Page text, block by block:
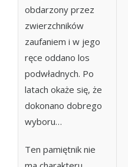
obdarzony przez
zwierzchników
zaufaniem i w jego
ręce oddano los
podwładnych. Po
latach okaże się, że
dokonano dobrego
wyboru…
Ten pamiętnik nie